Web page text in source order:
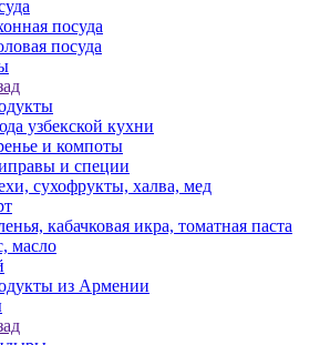
посуда
посуда
узбекской кухни
и компоты
и специи
сухофрукты, халва, мед
кабачковая икра, томатная паста
масло
из Армении